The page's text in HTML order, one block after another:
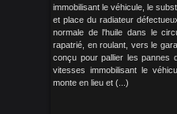
immobilisant le véhicule, le
et place du radiateur
normale de l'huile dans le
rapatrié, en roulant, vers le
conçu pour pallier les pannes
vitesses immobilisant le
monte en lieu et (...)